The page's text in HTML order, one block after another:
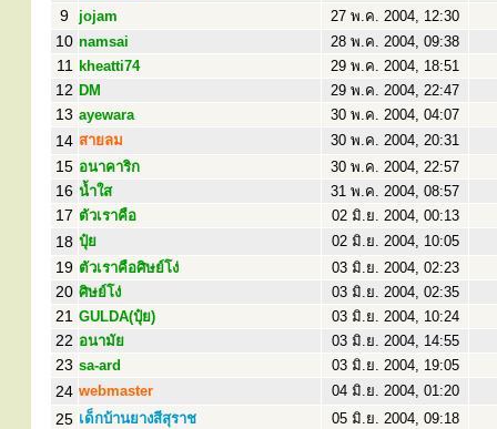
9 jojam 27 พ.ค. 2004, 12:30
10 namsai 28 พ.ค. 2004, 09:38
11 kheatti74 29 พ.ค. 2004, 18:51
12 DM 29 พ.ค. 2004, 22:47
13 ayewara 30 พ.ค. 2004, 04:07
14 สายลม 30 พ.ค. 2004, 20:31
15 อนาคาริก 30 พ.ค. 2004, 22:57
16 น้ำใส 31 พ.ค. 2004, 08:57
17 ตัวเราคือ 02 มิ.ย. 2004, 00:13
18 ปุ๋ย 02 มิ.ย. 2004, 10:05
19 ตัวเราคือศิษย์โง่ 03 มิ.ย. 2004, 02:23
20 ศิษย์โง่ 03 มิ.ย. 2004, 02:35
21 GULDA(ปุ๋ย) 03 มิ.ย. 2004, 10:24
22 อนามัย 03 มิ.ย. 2004, 14:55
23 sa-ard 03 มิ.ย. 2004, 19:05
24 webmaster 04 มิ.ย. 2004, 01:20
25 เด็กบ้านยางสีสุราช 05 มิ.ย. 2004, 09:18